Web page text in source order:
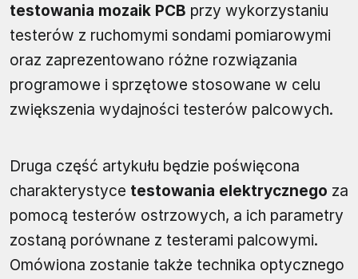
testowania mozaik PCB przy wykorzystaniu
testerów z ruchomymi sondami pomiarowymi
oraz zaprezentowano różne rozwiązania
programowe i sprzętowe stosowane w celu
zwiększenia wydajności testerów palcowych.
Druga część artykułu będzie poświęcona
charakterystyce testowania elektrycznego za
pomocą testerów ostrzowych, a ich parametry
zostaną porównane z testerami palcowymi.
Omówiona zostanie także technika optycznego